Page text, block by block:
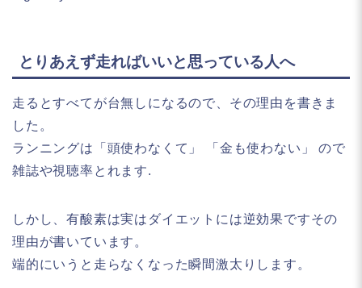
とりあえず走ればいいと思っている人へ
走るとすべてが台無しになるので、その理由を書きま
した。
ランニングは「頭使わなくて」 「金も使わない」 ので
雑誌や視聴率とれます.
しかし、有酸素は実はダイエットには逆効果ですその
理由が書いています。
端的にいうと走らなくなった瞬間激太りします。